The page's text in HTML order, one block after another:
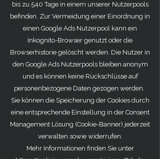
bis zu 540 Tage in einem unserer Nutzerpools
befinden. Zur Vermeidung einer Einordnung in
einen Google Ads Nutzerpool kann ein
Inkognito-Browser genutzt oder die
Browserhistorie gelöscht werden. Die Nutzer in
den Google Ads Nutzerpools bleiben anonym
und es können keine Rückschlüsse auf
personenbezogene Daten gezogen werden.
Sie können die Speicherung der Cookies durch
eine entsprechende Einstellung in der Consent
Management Lösung (Cookie-Banner) jederzeit
verwalten sowie widerrufen.
Mehr Informationen finden Sie unter